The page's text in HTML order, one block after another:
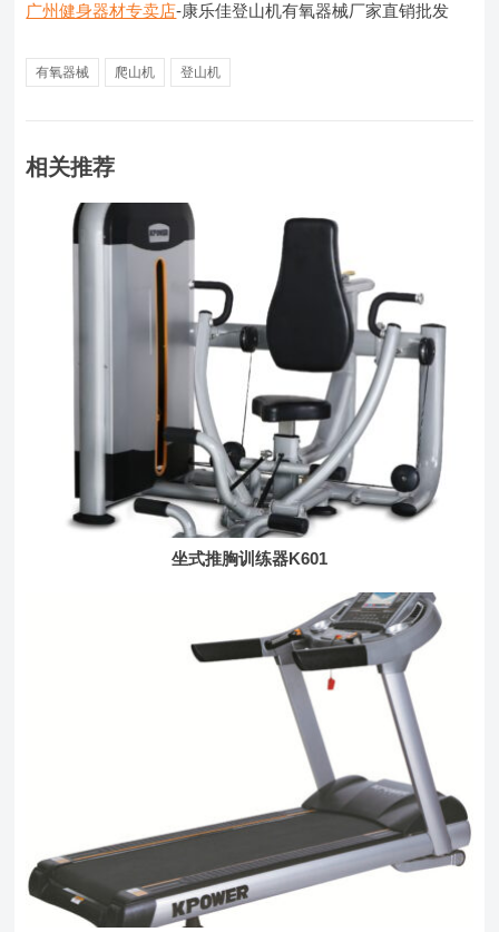
广州健身器材专卖店-康乐佳登山机有氧器械厂家直销批发
有氧器械 爬山机 登山机
相关推荐
坐式推胸训练器K601